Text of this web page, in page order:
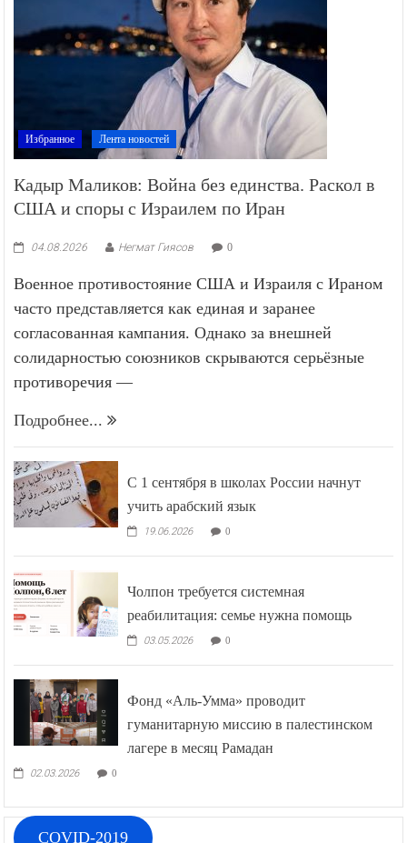
Избранное Лента новостей
Кадыр Маликов: Война без единства. Раскол в
США и споры с Израилем по Иран
04.08.2026 Негмат Гиясов 0
Военное противостояние США и Израиля с Ираном
часто представляется как единая и заранее
согласованная кампания. Однако за внешней
солидарностью союзников скрываются серьёзные
противоречия —
Подробнее...
С 1 сентября в школах России начнут
учить арабский язык
19.06.2026 0
Чолпон требуется системная
реабилитация: семье нужна помощь
03.05.2026 0
Фонд «Аль-Умма» проводит
гуманитарную миссию в палестинском
лагере в месяц Рамадан
02.03.2026 0
COVID-2019